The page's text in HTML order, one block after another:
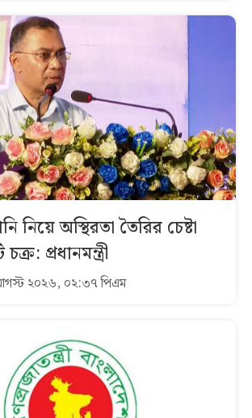
নিয়ে অস্থিরতা তৈরির চেষ্টা
প্রধানমন্ত্রী
২০২৬, ০২:৩৭ পিএম